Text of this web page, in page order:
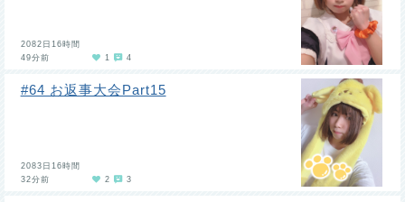
2082日16時間
49分前
1 4
#64 お返事大会Part15
2083日16時間
32分前
2 3